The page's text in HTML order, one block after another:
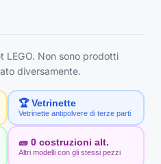
LEGO. Non sono prodotti
diversamente.
🏆 Vetrinette
Vetrinette antipolvere di terze parti
🧱 0 costruzioni alt.
Altri modelli con gli stessi pezzi